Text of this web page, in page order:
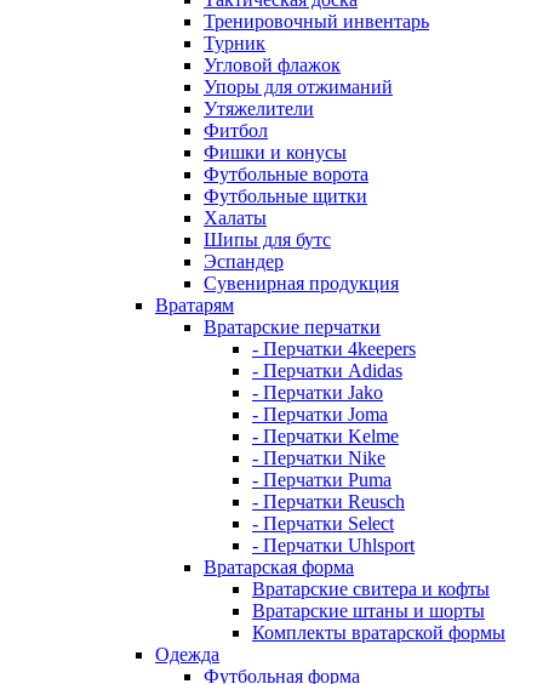
Тренировочный инвентарь
Турник
Угловой флажок
Упоры для отжиманий
Утяжелители
Фитбол
Фишки и конусы
Футбольные ворота
Футбольные щитки
Халаты
Шипы для бутс
Эспандер
Сувенирная продукция
Вратарям
Вратарские перчатки
- Перчатки 4keepers
- Перчатки Adidas
- Перчатки Jako
- Перчатки Joma
- Перчатки Kelme
- Перчатки Nike
- Перчатки Puma
- Перчатки Reusch
- Перчатки Select
- Перчатки Uhlsport
Вратарская форма
Вратарские свитера и кофты
Вратарские штаны и шорты
Комплекты вратарской формы
Одежда
Футбольная форма